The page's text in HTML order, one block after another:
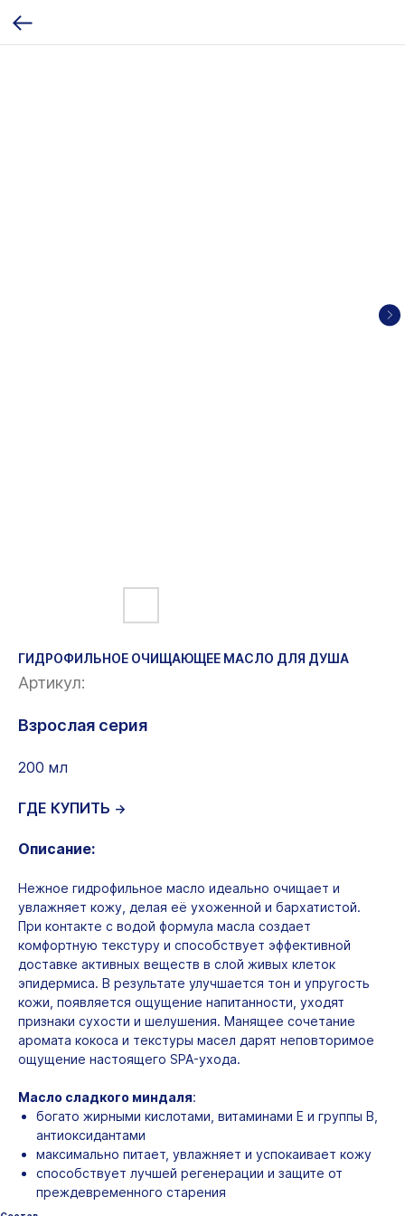
ГИДРОФИЛЬНОЕ ОЧИЩАЮЩЕЕ МАСЛО ДЛЯ ДУША
Артикул:
Взрослая серия
200 мл
ГДЕ КУПИТЬ →
Описание:
Нежное гидрофильное масло идеально очищает и
увлажняет кожу, делая её ухоженной и бархатистой.
При контакте с водой формула масла создает
комфортную текстуру и способствует эффективной
доставке активных веществ в слой живых клеток
эпидермиса. В результате улучшается тон и упругость
кожи, появляется ощущение напитанности, уходят
признаки сухости и шелушения. Манящее сочетание
аромата кокоса и текстуры масел дарят неповторимое
ощущение настоящего SPA-ухода.
Масло сладкого миндаля:
богато жирными кислотами, витаминами Е и группы B,
антиоксидантами
максимально питает, увлажняет и успокаивает кожу
способствует лучшей регенерации и защите от
преждевременного старения